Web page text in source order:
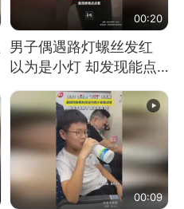
00:20
男子偶遇路灯螺丝发红
以为是小灯 却发现能点
燃香烟 当事人：已报警
处理
00:09